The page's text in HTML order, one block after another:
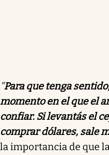
"Para que tenga
momento en el que el
confiar. Si levantás el
comprar dólares, sale
la importancia de que